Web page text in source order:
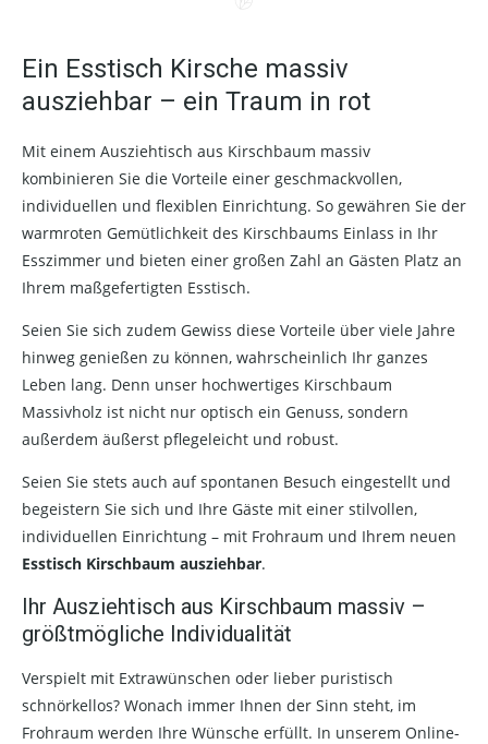
Ein Esstisch Kirsche massiv
ausziehbar – ein Traum in rot
Mit einem Ausziehtisch aus Kirschbaum massiv
kombinieren Sie die Vorteile einer geschmackvollen,
individuellen und flexiblen Einrichtung. So gewähren Sie der
warmroten Gemütlichkeit des Kirschbaums Einlass in Ihr
Esszimmer und bieten einer großen Zahl an Gästen Platz an
Ihrem maßgefertigten Esstisch.
Seien Sie sich zudem Gewiss diese Vorteile über viele Jahre
hinweg genießen zu können, wahrscheinlich Ihr ganzes
Leben lang. Denn unser hochwertiges Kirschbaum
Massivholz ist nicht nur optisch ein Genuss, sondern
außerdem äußerst pflegeleicht und robust.
Seien Sie stets auch auf spontanen Besuch eingestellt und
begeistern Sie sich und Ihre Gäste mit einer stilvollen,
individuellen Einrichtung – mit Frohraum und Ihrem neuen
Esstisch Kirschbaum ausziehbar.
Ihr Ausziehtisch aus Kirschbaum massiv –
größtmögliche Individualität
Verspielt mit Extrawünschen oder lieber puristisch
schnörkellos? Wonach immer Ihnen der Sinn steht, im
Frohraum werden Ihre Wünsche erfüllt. In unserem Online-